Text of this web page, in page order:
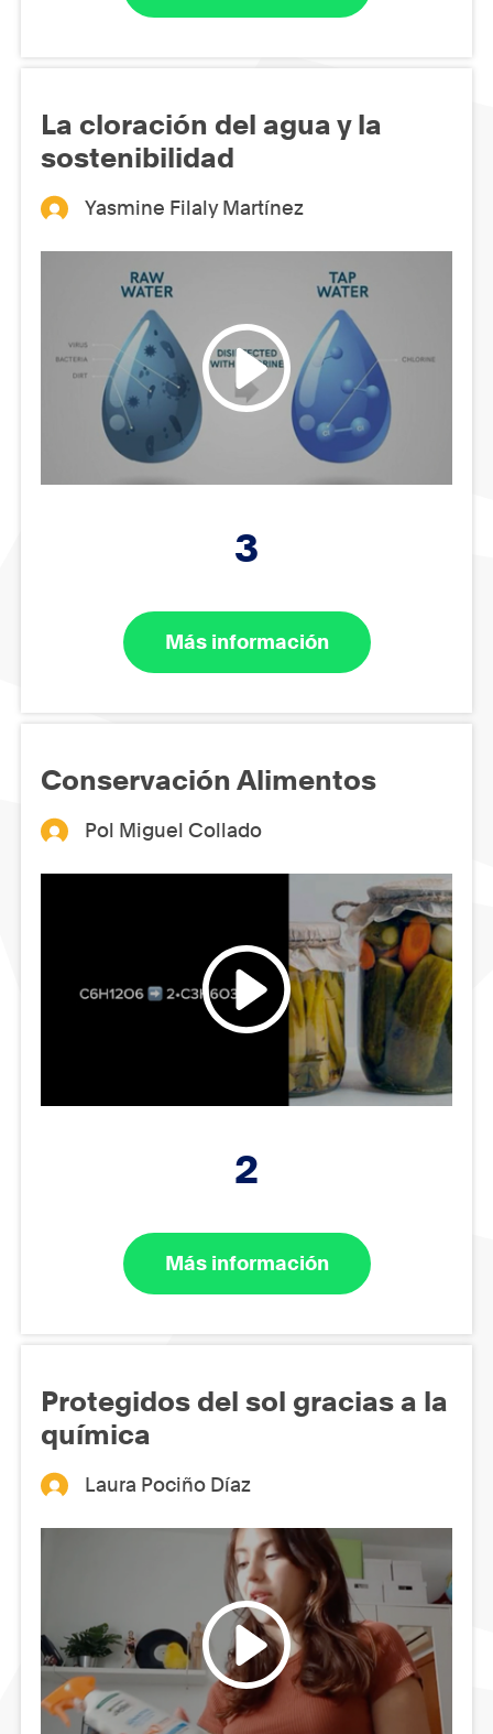
La cloración del agua y la
sostenibilidad
Yasmine Filaly Martínez
3
Más información
Conservación Alimentos
Pol Miguel Collado
2
Más información
Protegidos del sol gracias a la
química
Laura Pociño Díaz